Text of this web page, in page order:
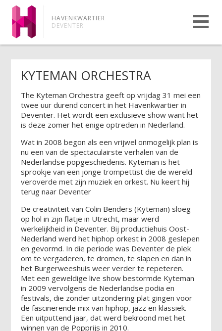
HAVENKWARTIER
DEVENTER
KYTEMAN ORCHESTRA
The Kyteman Orchestra geeft op vrijdag 31 mei een
twee uur durend concert in het Havenkwartier in
Deventer. Het wordt een exclusieve show want het
is deze zomer het enige optreden in Nederland.
Wat in 2008 begon als een vrijwel onmogelijk plan is
nu een van de spectaculairste verhalen van de
Nederlandse popgeschiedenis. Kyteman is het
sprookje van een jonge trompettist die de wereld
veroverde met zijn muziek en orkest. Nu keert hij
terug naar Deventer
De creativiteit van Colin Benders (Kyteman) sloeg
op hol in zijn flatje in Utrecht, maar werd
werkelijkheid in Deventer. Bij productiehuis Oost-
Nederland werd het hiphop orkest in 2008 geslepen
en gevormd. In die periode was Deventer de plek
om te vergaderen, te dromen, te slapen en dan in
het Burgerweeshuis weer verder te repeteren.
Met een geweldige live show bestormde Kyteman
in 2009 vervolgens de Nederlandse podia en
festivals, die zonder uitzondering plat gingen voor
de fascinerende mix van hiphop, jazz en klassiek.
Een uitputtend jaar, dat werd bekroond met het
winnen van de Popprijs in 2010.